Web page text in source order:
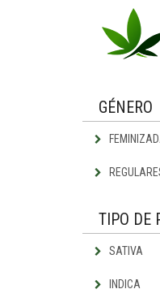
GÉNERO
TIPO DE
SATIVA
INDICA